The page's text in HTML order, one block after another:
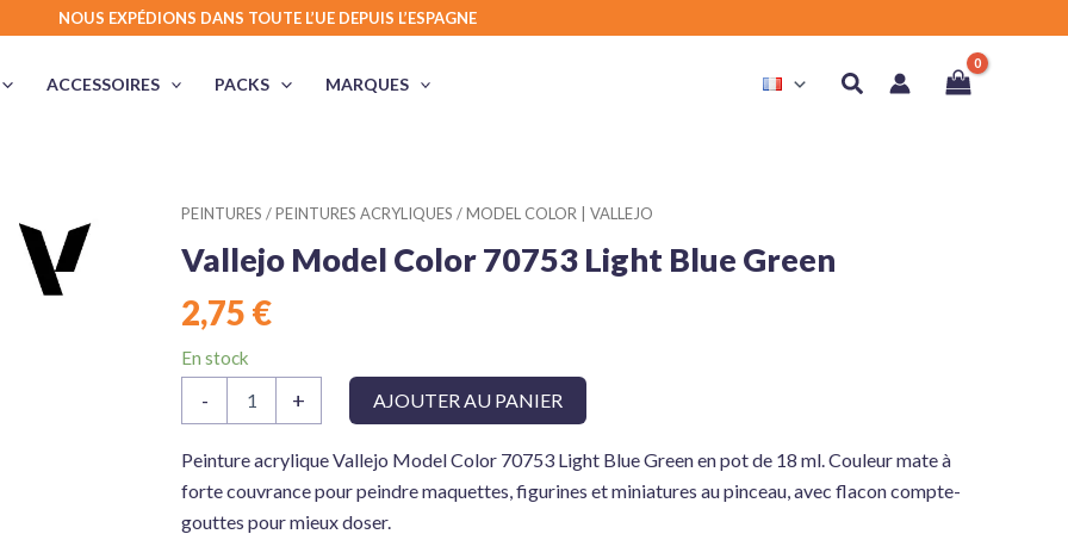
NOUS EXPÉDIONS DANS TOUTE L’UE DEPUIS L’ESPAGNE
ACCESSOIRES PACKS MARQUES Rechercher
PEINTURES /PEINTURES ACRYLIQUES /MODEL COLOR | VALLEJO
Vallejo Model Color 70753 Light Blue Green
2,75 €
En stock
-
Model
Color
Light
+ AJOUTER AU PANIER
Peinture acrylique Vallejo Model Color 70753 Light Blue Green en pot de 18 ml. Couleur mate à
forte couvrance pour peindre maquettes, figurines et miniatures au pinceau, avec flacon compte-
gouttes pour mieux doser.